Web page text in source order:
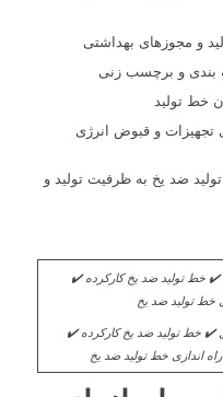
و مجوزهای بهداشتی
بندی و برچسب زنی
خط تولید
تجهیزات و قبوض انرژی
ضد یخ به ظرفیت تولید و
✔️ خط تولید ضد یخ کارکرده ✔️
اندازی خط تولید ضد یخ